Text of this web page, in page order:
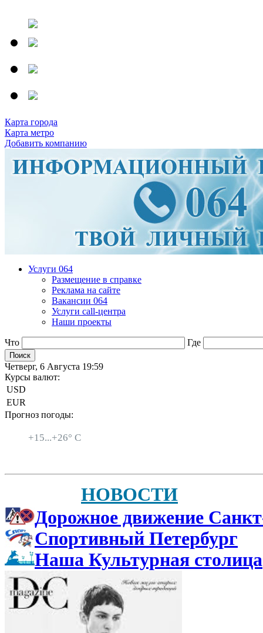
Карта города
Карта метро
Добавить компанию
Услуги 064
Размещение в справке
Реклама на сайте
Вакансии 064
Услуги call-центра
Наши проекты
Что Где
Четверг, 6 Августа 19:59
Курсы валют:
USD
EUR
Прогноз погоды:
+15...+26° C
НОВОСТИ
Дорожное движение
Спортивный Петербург
Наша Культурная столица